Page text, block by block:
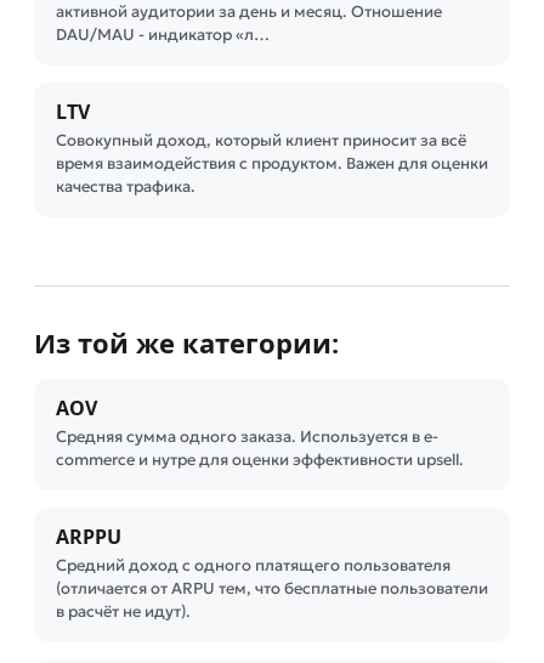
активной аудитории за день и месяц. Отношение
DAU/MAU - индикатор «л…
LTV
Совокупный доход, который клиент приносит за всё
время взаимодействия с продуктом. Важен для оценки
качества трафика.
Из той же категории:
AOV
Средняя сумма одного заказа. Используется в e-
commerce и нутре для оценки эффективности upsell.
ARPPU
Средний доход с одного платящего пользователя
(отличается от ARPU тем, что бесплатные пользователи
в расчёт не идут).